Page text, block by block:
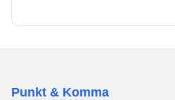
Punkt & Komma